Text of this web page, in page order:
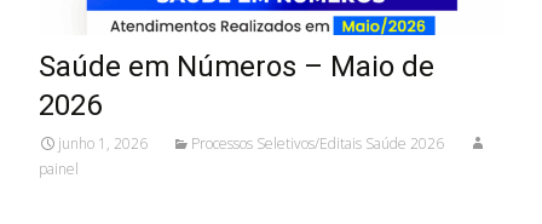
Saúde em Números – Maio de
2026
junho 1, 2026
Processos Seletivos/Editais Saúde 2026
painel